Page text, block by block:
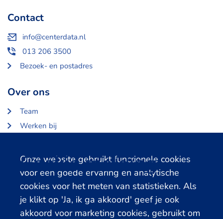
Cookie melding
Onze website gebruikt functionele cookies
voor een goede ervaring en analytische
cookies voor het meten van statistieken. Als
je klikt op 'Ja, ik ga akkoord' geef je ook
akkoord voor marketing cookies, gebruikt om
Contact
info@centerdata.nl
013 206 3500
Bezoek- en postadres
Over ons
Team
Werken bij
Partners en opdrachtgevers
Gerelateerde databanken
LISS Data Archive
SHARE Data Access